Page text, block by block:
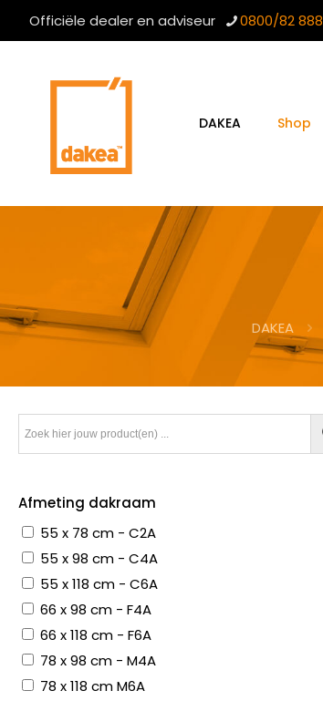
Officiële dealer en adviseur 0800/82 888
DAKEA Shop
DAKEA
Afmeting dakraam
55 x 78 cm - C2A
55 x 98 cm - C4A
55 x 118 cm - C6A
66 x 98 cm - F4A
66 x 118 cm - F6A
78 x 98 cm - M4A
78 x 118 cm M6A